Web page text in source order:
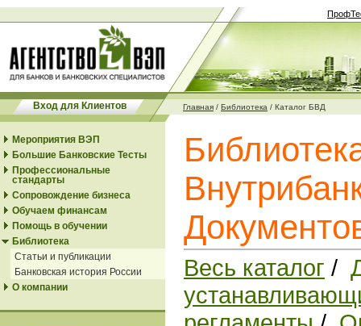
Вход для Клиентов Главная / Библиотека / Каталог БВД
Мероприятия ВЭП
Большие Банковские Тесты
Профессиональные
стандарты
Сопровождение бизнеса
Обучаем финансам
Помощь в обучении
Библиотека
Статьи и публикации
Банковская история России
О компании
Весь каталог /